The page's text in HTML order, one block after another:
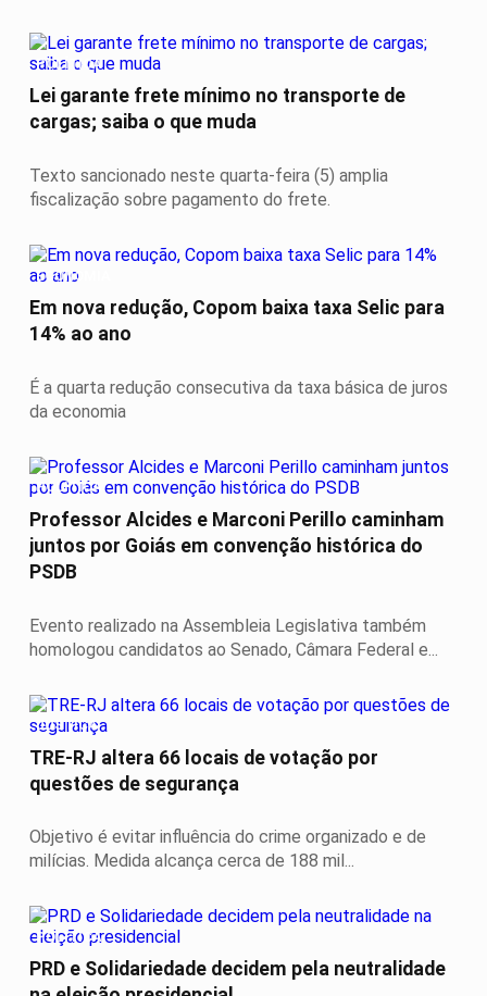
POLÍTICA
Lei garante frete mínimo no transporte de
cargas; saiba o que muda
Texto sancionado neste quarta-feira (5) amplia
fiscalização sobre pagamento do frete.
ECONOMIA
Em nova redução, Copom baixa taxa Selic para
14% ao ano
É a quarta redução consecutiva da taxa básica de juros
da economia
POLÍTICA
Professor Alcides e Marconi Perillo caminham
juntos por Goiás em convenção histórica do
PSDB
Evento realizado na Assembleia Legislativa também
homologou candidatos ao Senado, Câmara Federal e...
JUSTIÇA
TRE-RJ altera 66 locais de votação por
questões de segurança
Objetivo é evitar influência do crime organizado e de
milícias. Medida alcança cerca de 188 mil...
POLÍTICA
PRD e Solidariedade decidem pela neutralidade